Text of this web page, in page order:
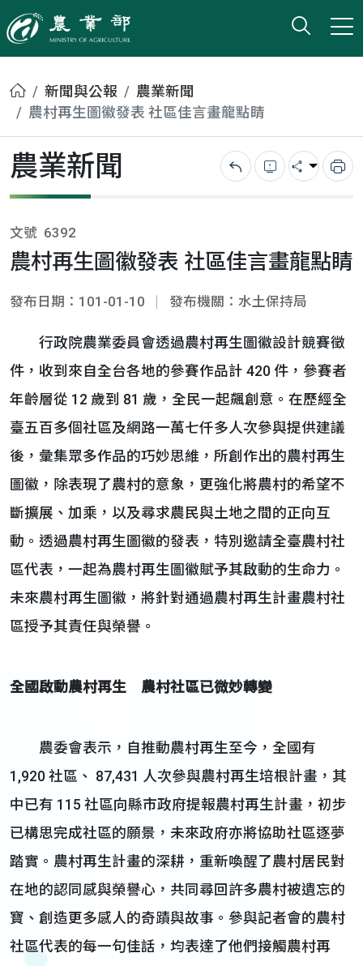
農業部
打開
小版
首頁新聞與公報
農業新聞
農村再生圖徽發表 社區佳言畫龍點睛
農業新聞 回上一頁錯誤回報
分享 列
文號 6392
農村再生圖徽發表 社區佳言畫龍點睛
發布日期：101-01-10 發布機關：水土保持局
行政院農業委員會透過農村再生圖徽設計競賽徵
件，收到來自全台各地的參賽作品計 420 件，參賽者
年齡層從 12 歲到 81 歲，全民一起飆創意。在歷經全
臺五百多個社區及網路一萬七仟多人次參與提供建議
後，彙集眾多作品的巧妙思維，所創作出的農村再生
圖徽，除表現了農村的意象，更強化將農村的希望不
斷擴展、加乘，以及尋求農民與土地之間的正向互
動。透過農村再生圖徽的發表，特別邀請全臺農村社
區代表，一起為農村再生圖徽賦予其啟動的生命力。
未來農村再生圖徽，將針對通過農村再生計畫農村社
區授予其責任與榮譽。
全國啟動農村再生 農村社區已微妙轉變
農委會表示，自推動農村再生至今，全國有
1,920 社區、 87,431 人次參與農村再生培根計畫，其
中已有 115 社區向縣市政府提報農村再生計畫，初步
已構思完成社區的願景，未來政府亦將協助社區逐夢
踏實。農村再生計畫的深耕，重新喚醒了農村居民對
在地的認同感與榮譽心，共同尋回許多農村被遺忘的
寶、創造更多感人的奇蹟與故事。參與記者會的農村
社區代表的每一句佳話，均表達了他們接觸農村再